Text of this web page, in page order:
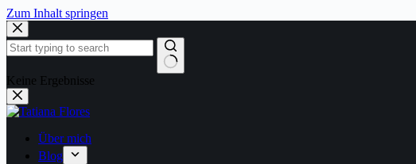
Zum Inhalt springen
Keine Ergebnisse
Über mich
Blog